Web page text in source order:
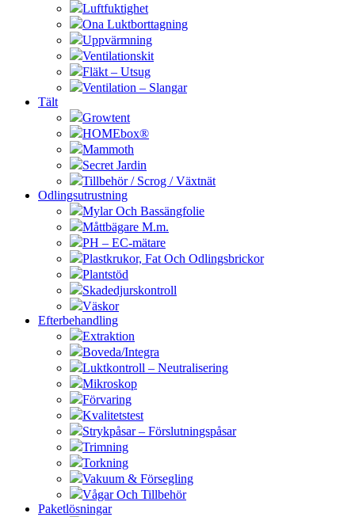
Luftfuktighet
Ona Luktborttagning
Uppvärmning
Ventilationskit
Fläkt – Utsug
Ventilation – Slangar
Tält
Growtent
HOMEbox®
Mammoth
Secret Jardin
Tillbehör / Scrog / Växtnät
Odlingsutrustning
Mylar Och Bassängfolie
Måttbägare M.m.
PH – EC-mätare
Plastkrukor, Fat Och Odlingsbrickor
Plantstöd
Skadedjurskontroll
Väskor
Efterbehandling
Extraktion
Boveda/Integra
Luktkontroll – Neutralisering
Mikroskop
Förvaring
Kvalitetstest
Strykpåsar – Förslutningspåsar
Trimning
Torkning
Vakuum & Försegling
Vågar Och Tillbehör
Paketlösningar